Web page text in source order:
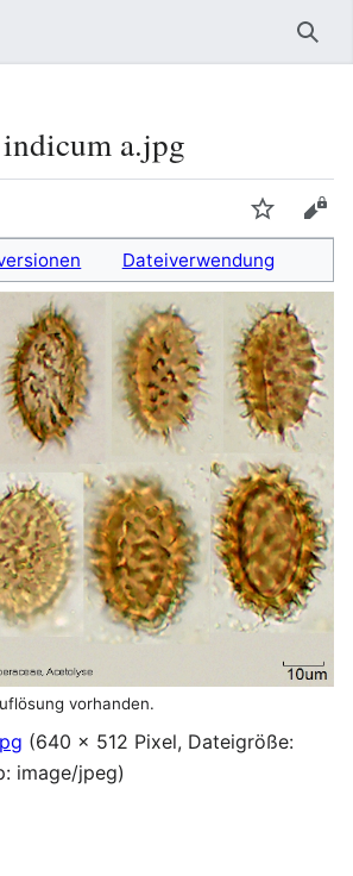
a.jpg
Dateiverwendung
vorhanden.
(640 × 512 Pixel, Dateigröße:
image/jpeg)